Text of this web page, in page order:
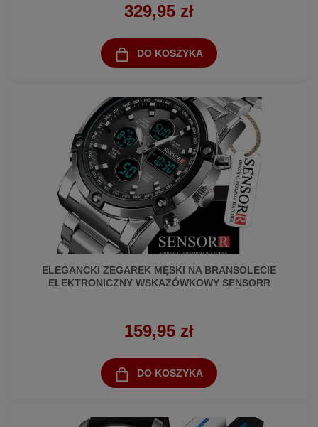
329,95 zł
DO KOSZYKA
ELEGANCKI ZEGAREK MĘSKI NA BRANSOLECIE
ELEKTRONICZNY WSKAZÓWKOWY SENSORR
159,95 zł
DO KOSZYKA